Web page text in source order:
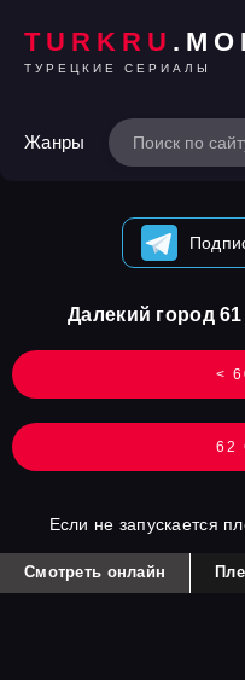
TURKRU
ТУРЕЦКИЕ СЕРИАЛЫ
Жанры
<
Далекий город
62
Если не запускается
Смотреть онлайн